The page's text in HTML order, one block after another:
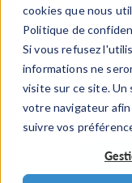
cookies que nous
Politique de
Si vous refusez
informations ne
visite sur ce site. Un
votre navigateur
suivre vos
Trier par Discipline
Filtrer par produit